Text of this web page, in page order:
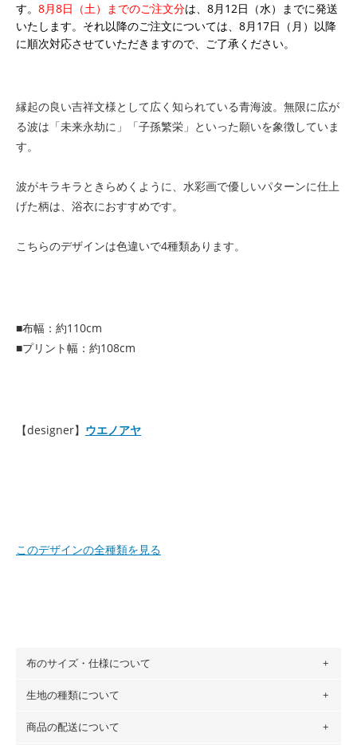
す。 8月8日（土）までのご注文分は、8月12日（水）までに発送
いたします。それ以降のご注文については、8月17日（月）以降
に順次対応させていただきますので、ご了承ください。
縁起の良い吉祥文様として広く知られている青海波。無限に広が
る波は「未来永劫に」「子孫繁栄」といった願いを象徴していま
す。
波がキラキラときらめくように、水彩画で優しいパターンに仕上
げた柄は、浴衣におすすめです。
こちらのデザインは色違いで4種類あります。
■布幅：約110cm
■プリント幅：約108cm
【designer】 ウエノアヤ
このデザインの全種類を見る
布のサイズ・仕様について
布の長さは50cm単位での販売になります。
場合 → 購入数量「7」
生地の種類について
・現在、すべてのデザインのプリントに使用している生地は
商品の配送について